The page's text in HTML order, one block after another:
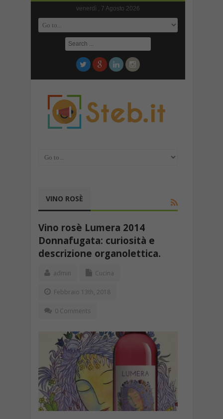
venerdì , 7 Agosto 2026
VINO ROSÈ
Vino rosè Lumera 2014
Donnafugata: curiosità e
descrizione organolettica.
admin Cucina
Febbraio 13th, 2018
0 Comments